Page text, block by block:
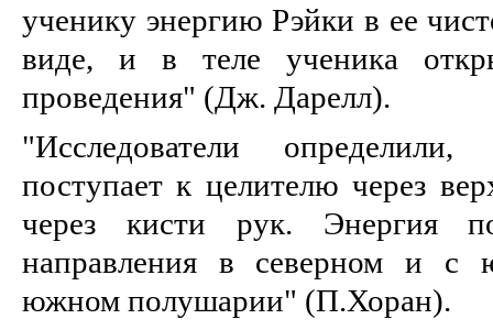
ученику энергию Рэйки в ее
виде, и в теле ученика
проведения" (Дж. Дарелл).
"Исследователи
поступает к целителю через
через кисти рук. Энергия
направления в северном и с
южном полушарии" (П.Хоран).